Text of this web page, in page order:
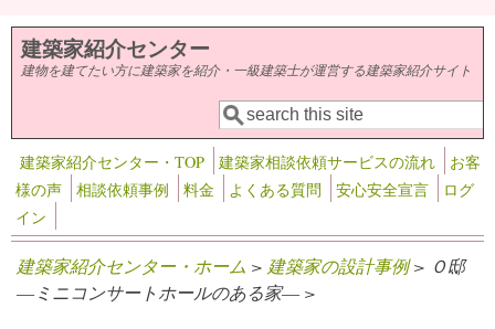
メインコンテンツに移動
建築家紹介センター
建物を建てたい方に建築家を紹介・一級建築士が運営する建築家紹介サイト
検索フォーム
検索
建築家紹介センター・TOP 建築家相談依頼サービスの流れ
お客
様の声
相談依頼事例 料金 よくある質問 安心安全宣言
ログ
イン
建築家紹介センター・ホーム > 建築家の設計事例> Ｏ邸
―ミニコンサートホールのある家― >